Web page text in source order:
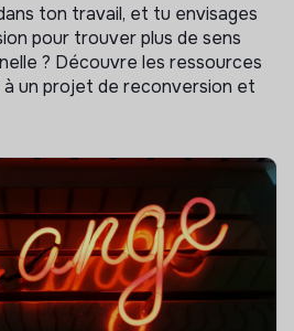
ton travail, et tu envisages
pour trouver plus de sens
? Découvre les ressources
un projet de reconversion et